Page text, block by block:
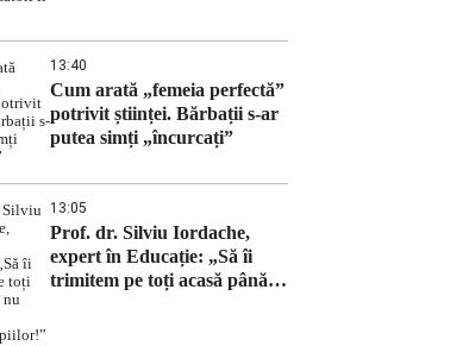
13:40
Cum arată „femeia perfectă”
potrivit științei. Bărbații s-ar
putea simți „încurcați”
13:05
Prof. dr. Silviu Iordache,
expert în Educație: „Să îi
trimitem pe toți acasă până